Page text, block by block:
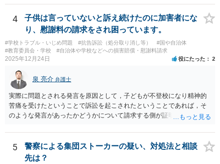
4
子供は言っていないと訴え続けたのに加害者にな
り、慰謝料の請求をされ困っています。
#学校トラブル・いじめ問題 #抗告訴訟（処分取り消し等）
#国や自治体
#教育委員会・学校
#自治体や学校などへの損害賠償・慰謝料請求
2025年12月24日 役にたった 2
泉 亮介 弁護士
実際に問題とされる発言を原因として，子どもが不登校になり精神的
苦痛を受けたということで訴訟を起こされたということであれば，そ
のような発言があったかどうかについて請求する側が証明をする必要
あれば，その主張を前提に争う形となるかと思われます。
5
警察による集団ストーカーの疑い、対処法と相談
先は？